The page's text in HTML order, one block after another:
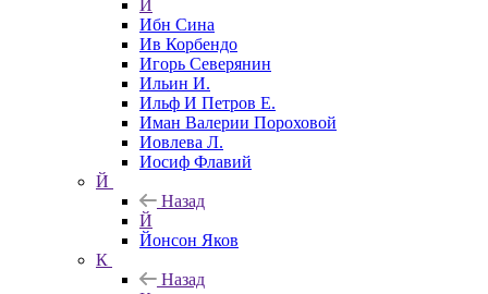
И
Ибн Сина
Ив Корбендо
Игорь Северянин
Ильин И.
Ильф И Петров Е.
Иман Валерии Пороховой
Иовлева Л.
Иосиф Флавий
Й
Назад
Й
Йонсон Яков
К
Назад